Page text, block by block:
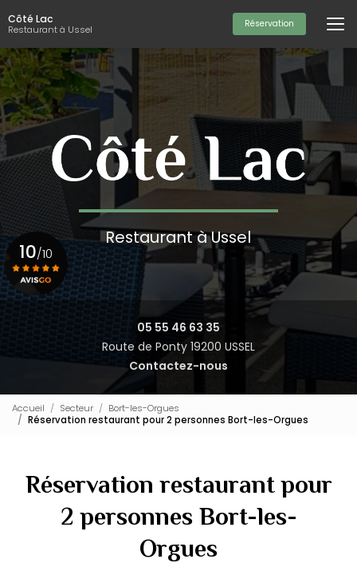
au
contenu
principal
Côté Lac
Restaurant à Ussel Réservation
Restaurant à Ussel
05 55 46 63 35
Route de Ponty 19200 USSEL
Contactez-nous
10/10
Voir le certificat
Accueil Secteur
Bort-les-Orgues
Réservation restaurant pour 2 personnes Bort-les-Orgues
Réservation restaurant pour
2 personnes Bort-les-
Orgues